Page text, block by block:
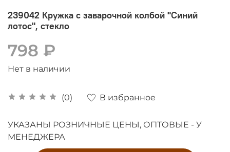
239042 Кружка с заварочной колбой "Синий
лотос", стекло
(0) В избранное
798 ₽
Нет в наличии
УКАЗАНЫ РОЗНИЧНЫЕ ЦЕНЫ, ОПТОВЫЕ - У
МЕНЕДЖЕРА